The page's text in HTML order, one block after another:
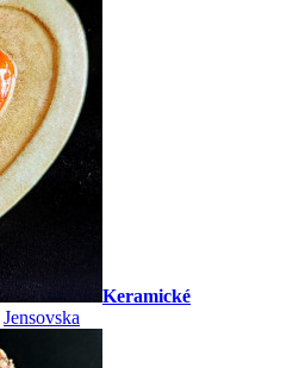
Keramické
Jensovska